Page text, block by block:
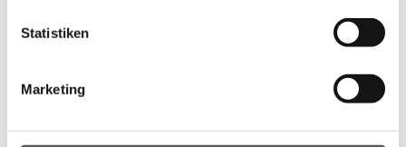
Statistiken
Marketing
practice-Erfahrungen erfahrener Schilfschneider gut
dokumentiert. Gelöst werden muss die Frage der
Nachhaltigkeit der Schilfernte sicherzustellen. Als
daran interessiert, sowohl die wirtschaftliche